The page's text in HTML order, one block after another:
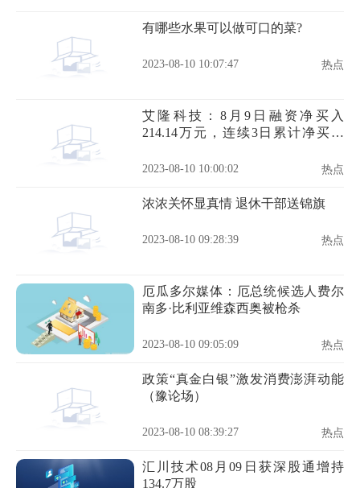
有哪些水果可以做可口的菜?
2023-08-10 10:07:47 热点
艾隆科技：8月9日融资净买入
214.14万元，连续3日累计净买入
2023-08-10 10:00:02 热点
浓浓关怀显真情 退休干部送锦旗
2023-08-10 09:28:39 热点
厄瓜多尔媒体：厄总统候选人费尔
南多·比利亚维森西奥被枪杀
2023-08-10 09:05:09 热点
政策“真金白银”激发消费澎湃动能
（豫论场）
2023-08-10 08:39:27 热点
汇川技术08月09日获深股通增持
134.7万股